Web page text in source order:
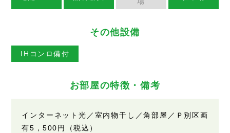
その他設備
IHコンロ備付
お部屋の特徴・備考
インターネット光／室内物干し／角部屋／Ｐ別区画
有5，500円（税込）